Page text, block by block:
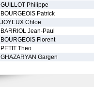
GUILLOT Philippe
BOURGEOIS Patrick
JOYEUX Chloe
BARRIOL Jean-Paul
BOURGEOIS Florent
PETIT Theo
GHAZARYAN Gargen